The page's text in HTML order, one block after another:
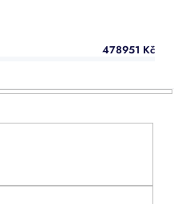
478951 Kč